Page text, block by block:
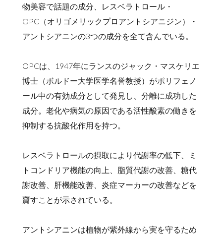
物美容で話題の成分、レスベラトロール・
OPC（オリゴメリックプロアントシアニジン）・
アントシアニンの3つの成分を全て含んでいる。
OPCは、1947年にランスのジャック・マスケリエ
博士（ボルドー大学医学名誉教授）がポリフェノ
ール中の有効成分として発見し、分離に成功した
成分。老化や病気の原因である活性酸素の働きを
抑制する抗酸化作用を持つ。
レスベラトロールの摂取により代謝率の低下、ミ
トコンドリア機能の向上、脂質代謝の改善、糖代
謝改善、肝機能改善、炎症マーカーの改善などを
齎すことが示されている。
アントシアニンは植物が紫外線から実を守るため